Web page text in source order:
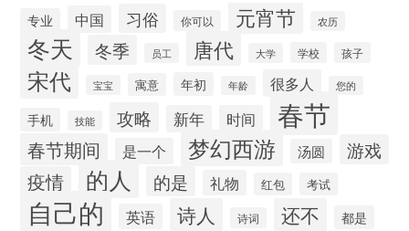
专业 中国 习俗 你可以 元宵节 农历
冬天 冬季 员工 唐代 大学 学校 孩子
宋代 宝宝 寓意 年初 年龄 很多人 您的
手机 技能 攻略 新年 时间 春节
春节期间 是一个 梦幻西游 汤圆 游戏
疫情 的人 的是 礼物 红包 考试
自己的 英语 诗人 诗词 还不 都是